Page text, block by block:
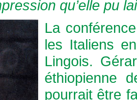
qu’elle pu
La
les Italiens
Lingois.
éthiopienne
pourrait être